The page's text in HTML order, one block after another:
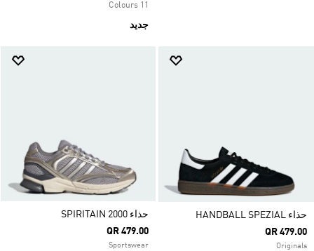
11 Colours
جديد
حذاء HANDBALL SPEZIAL
QR 479.00
Originals
حذاء SPIRITAIN 2000
QR 479.00
Sportswear